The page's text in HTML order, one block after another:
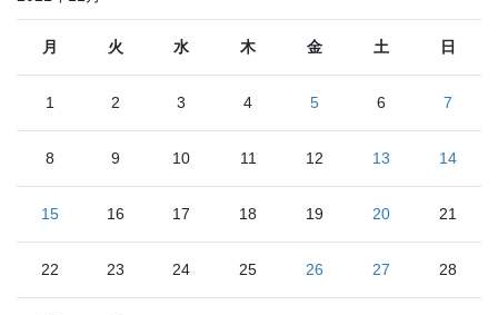
月 火 水 木 金 土 日
1 2 3 4 5 6 7
8 9 10 11 12 13 14
15 16 17 18 19 20 21
22 23 24 25 26 27 28